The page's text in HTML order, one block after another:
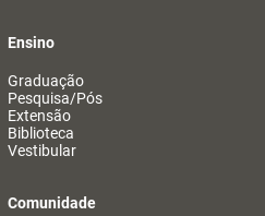
Ensino
Graduação
Pesquisa/Pós
Extensão
Biblioteca
Vestibular
Comunidade